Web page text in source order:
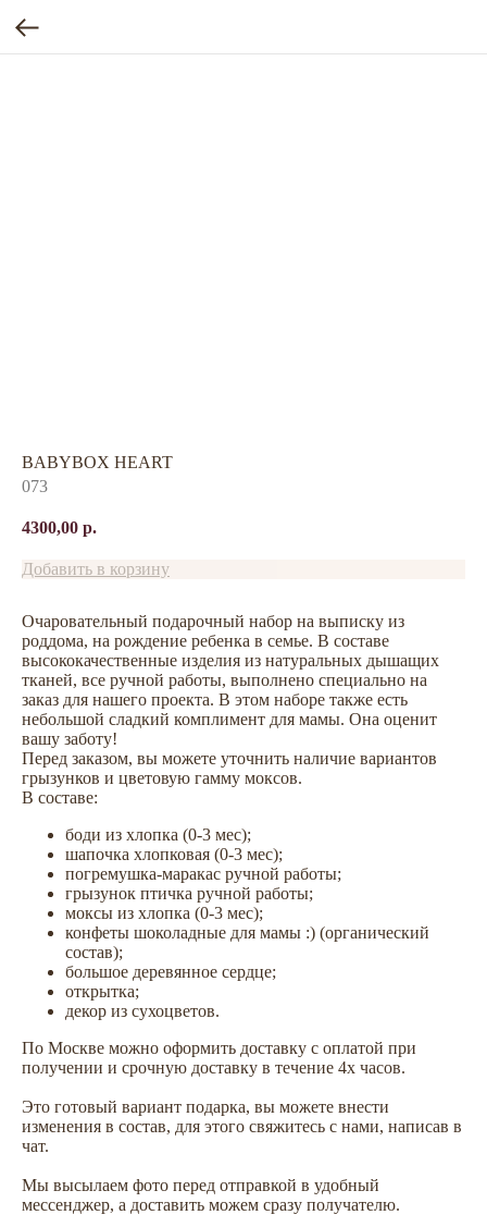
BABYBOX HEART
073
4300,00 р.
Добавить в корзину
Очаровательный подарочный набор на выписку из
роддома, на рождение ребенка в семье. В составе
высококачественные изделия из натуральных дышащих
тканей, все ручной работы, выполнено специально на
заказ для нашего проекта. В этом наборе также есть
небольшой сладкий комплимент для мамы. Она оценит
вашу заботу!
Перед заказом, вы можете уточнить наличие вариантов
грызунков и цветовую гамму моксов.
В составе:
боди из хлопка (0-3 мес);
шапочка хлопковая (0-3 мес);
погремушка-маракас ручной работы;
грызунок птичка ручной работы;
моксы из хлопка (0-3 мес);
конфеты шоколадные для мамы :) (органический
состав);
большое деревянное сердце;
открытка;
декор из сухоцветов.
По Москве можно оформить доставку с оплатой при
получении и срочную доставку в течение 4х часов.
Это готовый вариант подарка, вы можете внести
изменения в состав, для этого свяжитесь с нами, написав в
чат.
Мы высылаем фото перед отправкой в удобный
мессенджер, а доставить можем сразу получателю.